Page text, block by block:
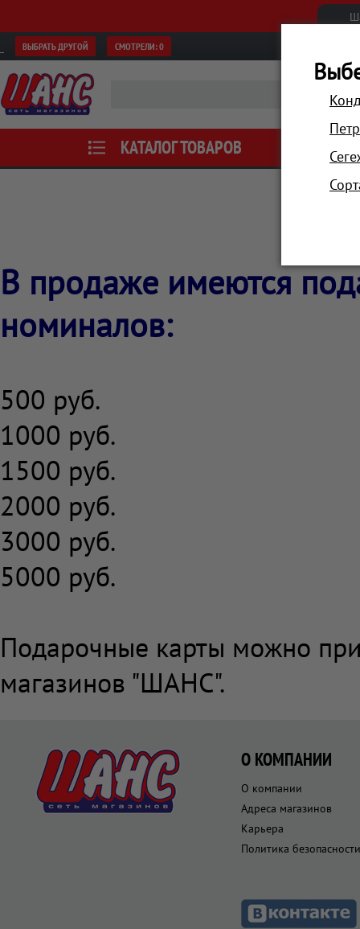
ВЫБРАТЬ ДРУГОЙ СМОТРЕЛИ:0
КАТАЛОГ ТОВАРОВ АКЦИИ
В продаже имеются
номиналов:
500 руб.
1000 руб.
1500 руб.
2000 руб.
3000 руб.
5000 руб.
Подарочные карты можно
магазинов "ШАНС".
О КОМПАНИИ
О компании
Адреса магазинов
Карьера
Политика безопасности